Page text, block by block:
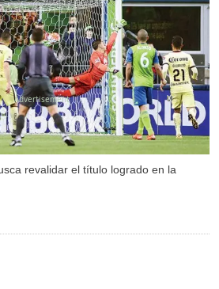
revalidar el título logrado en la
X